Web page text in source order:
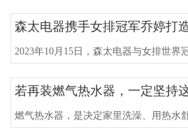
森太电器携手女排冠军乔婷打
2023年10月15日，森太电器与女排世界
若再装燃气热水器，一定坚持
燃气热水器，是决定家里洗澡、用热水